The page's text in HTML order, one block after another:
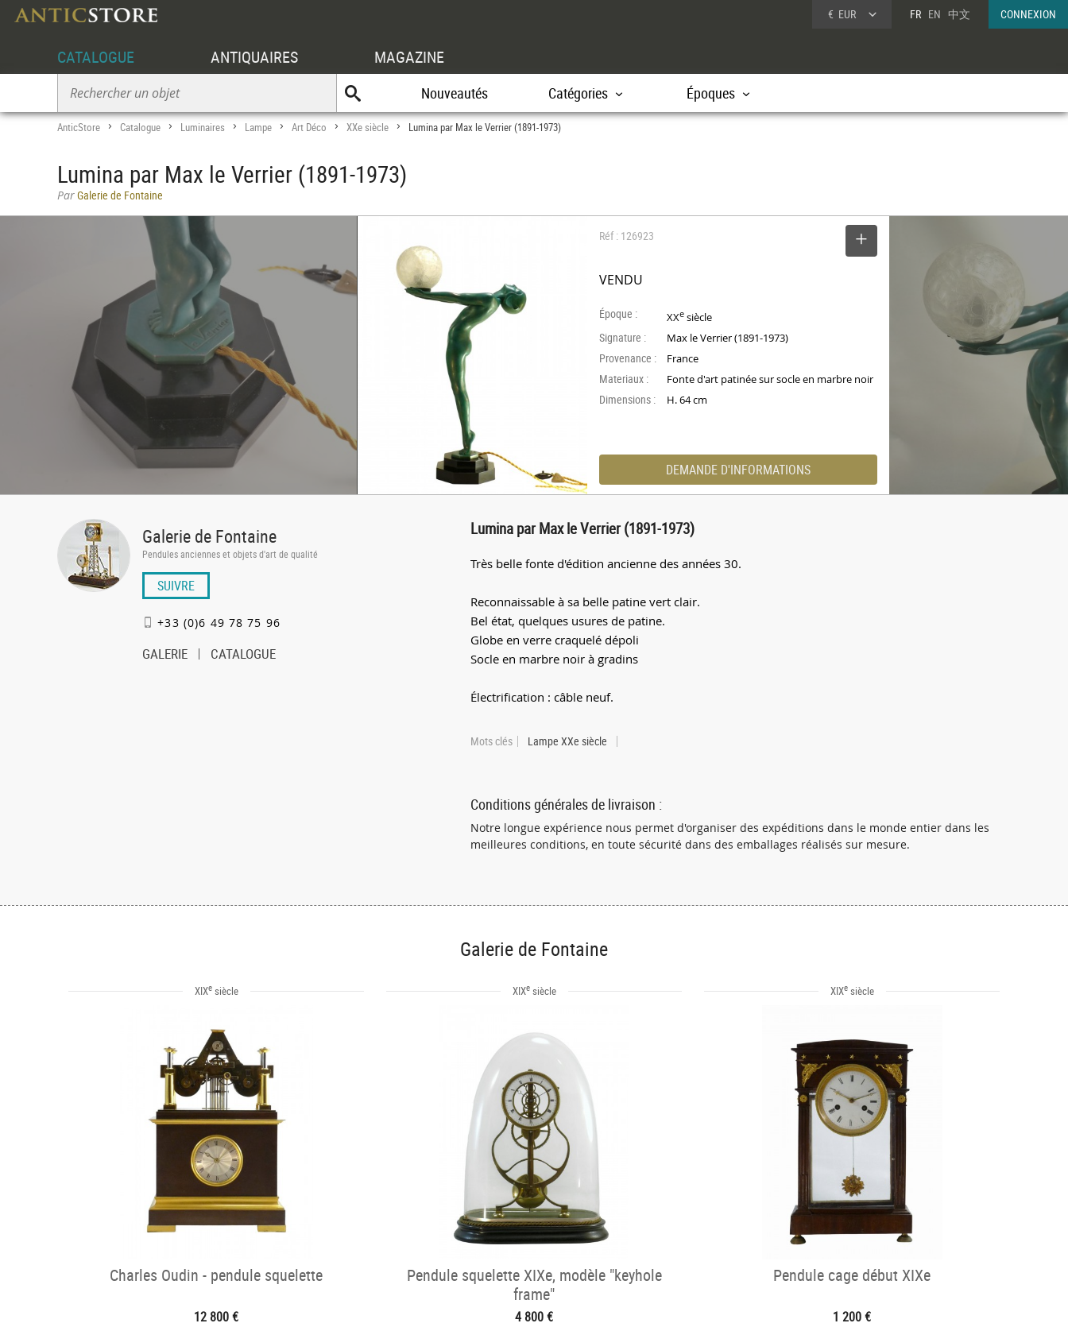
€ EUR FR EN 中文 CONNEXION
CATALOGUE ANTIQUAIRES MAGAZINE
Nouveautés Catégories Époques
AnticStore > Catalogue > Luminaires > Lampe > Art Déco > XXe siècle > Lumina par Max le Verrier (1891-1973)
Lumina par Max le Verrier (1891-1973)
ParGalerie de Fontaine
Réf : 126923
VENDU
Époque : XXe siècle
Signature : Max le Verrier (1891-1973)
Provenance : France
Materiaux : Fonte d'art patinée sur socle en marbre noir
Dimensions : H. 64 cm
DEMANDE D'INFORMATIONS
Galerie de Fontaine
Pendules anciennes et objets d'art de qualité
SUIVRE
+33 (0)6 49 78 75 96
GALERIE CATALOGUE
Lumina par Max le Verrier (1891-1973)
Très belle fonte d'édition ancienne des années 30.
Reconnaissable à sa belle patine vert clair.
Bel état, quelques usures de patine.
Globe en verre craquelé dépoli
Socle en marbre noir à gradins
Électrification : câble neuf.
Mots clés Lampe XXe siècle
Conditions générales de livraison :
Notre longue expérience nous permet d'organiser des expéditions dans le monde entier dans les
meilleures conditions, en toute sécurité dans des emballages réalisés sur mesure.
Galerie de Fontaine
XIXesiècle
Charles Oudin - pendule squelette
12 800 €
XIXesiècle
Pendule squelette XIXe, modèle "keyhole
frame"
4 800 €
XIXesiècle
Pendule cage début XIXe
1 200 €